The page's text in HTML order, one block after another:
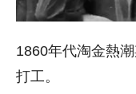
1860年代淘金熱
打工。